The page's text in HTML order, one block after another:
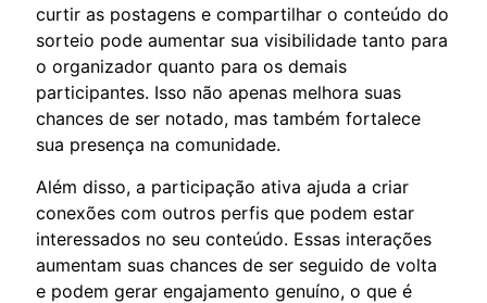
curtir as postagens e compartilhar o conteúdo do
sorteio pode aumentar sua visibilidade tanto para
o organizador quanto para os demais
participantes. Isso não apenas melhora suas
chances de ser notado, mas também fortalece
sua presença na comunidade.
Além disso, a participação ativa ajuda a criar
conexões com outros perfis que podem estar
interessados no seu conteúdo. Essas interações
aumentam suas chances de ser seguido de volta
e podem gerar engajamento genuíno, o que é